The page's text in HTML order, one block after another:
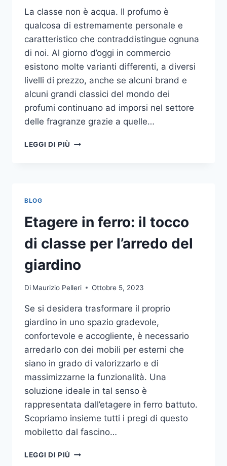
La classe non è acqua. Il profumo è
qualcosa di estremamente personale e
caratteristico che contraddistingue ognuna
di noi. Al giorno d’oggi in commercio
esistono molte varianti differenti, a diversi
livelli di prezzo, anche se alcuni brand e
alcuni grandi classici del mondo dei
profumi continuano ad imporsi nel settore
delle fragranze grazie a quelle…
LEGGI DI PIÙ
BLOG
Etagere in ferro: il tocco
di classe per l’arredo del
giardino
Di Maurizio Pelleri Ottobre 5, 2023
Se si desidera trasformare il proprio
giardino in uno spazio gradevole,
confortevole e accogliente, è necessario
arredarlo con dei mobili per esterni che
siano in grado di valorizzarlo e di
massimizzarne la funzionalità. Una
soluzione ideale in tal senso è
rappresentata dall’etagere in ferro battuto.
Scopriamo insieme tutti i pregi di questo
mobiletto dal fascino…
LEGGI DI PIÙ ETAGERE